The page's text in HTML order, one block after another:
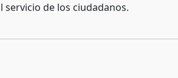
de los ciudadanos.